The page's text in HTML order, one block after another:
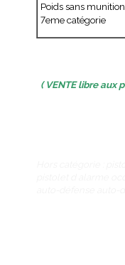
Poids sans
7eme catégorie
( VENTE libre aux